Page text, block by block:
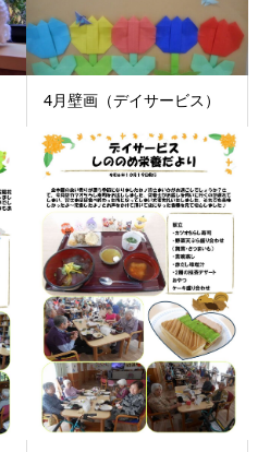
4月壁画（デイサービス）